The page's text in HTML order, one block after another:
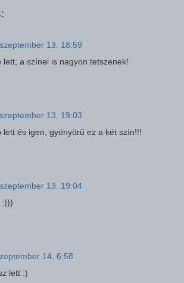
13. 18:59
lett, a színei is nagyon tetszenek!
13. 19:03
lett és igen, gyönyörű ez a két szín!!!
13. 19:04
:)))
14. 6:58
lett :)